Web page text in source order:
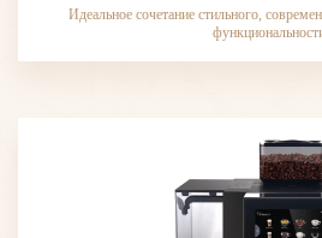
Идеальное сочетание стильного,